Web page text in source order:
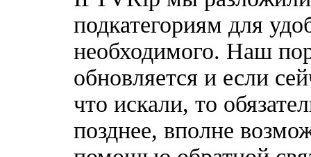
подкатегориям для
необходимого. Наш
обновляется и если
что искали, то
позднее, вполне